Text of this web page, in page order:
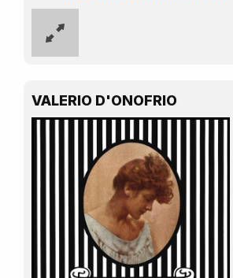
VALERIO D'ONOFRIO